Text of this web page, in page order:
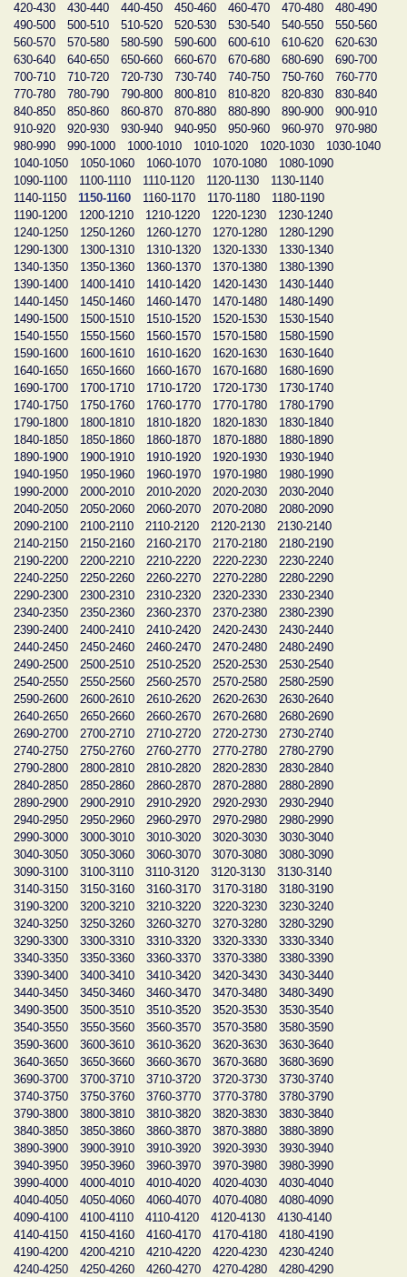
420-430 430-440 440-450 450-460 460-470 470-480
480-490
490-500
500-510 510-520 520-530 530-540 540-550
550-560
560-570
570-580 580-590 590-600 600-610 610-620
620-630
630-640
640-650 650-660 660-670 670-680 680-690
690-700
700-710
710-720 720-730 730-740 740-750 750-760
760-770
770-780
780-790 790-800 800-810 810-820 820-830
830-840
840-850
850-860 860-870 870-880 880-890 890-900
900-910
910-920
920-930 930-940 940-950 950-960 960-970
970-980
980-990
990-1000 1000-1010 1010-1020 1020-1030
1030-1040
1040-1050
1050-1060 1060-1070 1070-1080
1080-1090
1090-1100
1100-1110 1110-1120 1120-1130
1130-1140
1140-1150
1150-1160 1160-1170 1170-1180
1180-1190
1190-1200
1200-1210 1210-1220 1220-1230
1230-1240
1240-1250
1250-1260 1260-1270 1270-1280
1280-1290
1290-1300
1300-1310 1310-1320 1320-1330
1330-1340
1340-1350
1350-1360 1360-1370 1370-1380
1380-1390
1390-1400
1400-1410 1410-1420 1420-1430
1430-1440
1440-1450
1450-1460 1460-1470 1470-1480
1480-1490
1490-1500
1500-1510 1510-1520 1520-1530
1530-1540
1540-1550
1550-1560 1560-1570 1570-1580
1580-1590
1590-1600
1600-1610 1610-1620 1620-1630
1630-1640
1640-1650
1650-1660 1660-1670 1670-1680
1680-1690
1690-1700
1700-1710 1710-1720 1720-1730
1730-1740
1740-1750
1750-1760 1760-1770 1770-1780
1780-1790
1790-1800
1800-1810 1810-1820 1820-1830
1830-1840
1840-1850
1850-1860 1860-1870 1870-1880
1880-1890
1890-1900
1900-1910 1910-1920 1920-1930
1930-1940
1940-1950
1950-1960 1960-1970 1970-1980
1980-1990
1990-2000
2000-2010 2010-2020 2020-2030
2030-2040
2040-2050
2050-2060 2060-2070 2070-2080
2080-2090
2090-2100
2100-2110 2110-2120 2120-2130
2130-2140
2140-2150
2150-2160 2160-2170 2170-2180
2180-2190
2190-2200
2200-2210 2210-2220 2220-2230
2230-2240
2240-2250
2250-2260 2260-2270 2270-2280
2280-2290
2290-2300
2300-2310 2310-2320 2320-2330
2330-2340
2340-2350
2350-2360 2360-2370 2370-2380
2380-2390
2390-2400
2400-2410 2410-2420 2420-2430
2430-2440
2440-2450
2450-2460 2460-2470 2470-2480
2480-2490
2490-2500
2500-2510 2510-2520 2520-2530
2530-2540
2540-2550
2550-2560 2560-2570 2570-2580
2580-2590
2590-2600
2600-2610 2610-2620 2620-2630
2630-2640
2640-2650
2650-2660 2660-2670 2670-2680
2680-2690
2690-2700
2700-2710 2710-2720 2720-2730
2730-2740
2740-2750
2750-2760 2760-2770 2770-2780
2780-2790
2790-2800
2800-2810 2810-2820 2820-2830
2830-2840
2840-2850
2850-2860 2860-2870 2870-2880
2880-2890
2890-2900
2900-2910 2910-2920 2920-2930
2930-2940
2940-2950
2950-2960 2960-2970 2970-2980
2980-2990
2990-3000
3000-3010 3010-3020 3020-3030
3030-3040
3040-3050
3050-3060 3060-3070 3070-3080
3080-3090
3090-3100
3100-3110 3110-3120 3120-3130
3130-3140
3140-3150
3150-3160 3160-3170 3170-3180
3180-3190
3190-3200
3200-3210 3210-3220 3220-3230
3230-3240
3240-3250
3250-3260 3260-3270 3270-3280
3280-3290
3290-3300
3300-3310 3310-3320 3320-3330
3330-3340
3340-3350
3350-3360 3360-3370 3370-3380
3380-3390
3390-3400
3400-3410 3410-3420 3420-3430
3430-3440
3440-3450
3450-3460 3460-3470 3470-3480
3480-3490
3490-3500
3500-3510 3510-3520 3520-3530
3530-3540
3540-3550
3550-3560 3560-3570 3570-3580
3580-3590
3590-3600
3600-3610 3610-3620 3620-3630
3630-3640
3640-3650
3650-3660 3660-3670 3670-3680
3680-3690
3690-3700
3700-3710 3710-3720 3720-3730
3730-3740
3740-3750
3750-3760 3760-3770 3770-3780
3780-3790
3790-3800
3800-3810 3810-3820 3820-3830
3830-3840
3840-3850
3850-3860 3860-3870 3870-3880
3880-3890
3890-3900
3900-3910 3910-3920 3920-3930
3930-3940
3940-3950
3950-3960 3960-3970 3970-3980
3980-3990
3990-4000
4000-4010 4010-4020 4020-4030
4030-4040
4040-4050
4050-4060 4060-4070 4070-4080
4080-4090
4090-4100
4100-4110 4110-4120 4120-4130
4130-4140
4140-4150
4150-4160 4160-4170 4170-4180
4180-4190
4190-4200
4200-4210 4210-4220 4220-4230
4230-4240
4240-4250
4250-4260 4260-4270 4270-4280
4280-4290